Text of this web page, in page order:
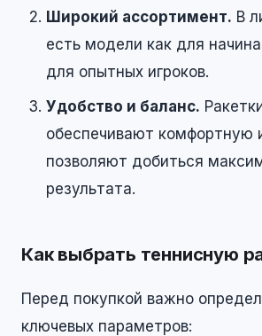
Широкий ассортимент. В
есть модели как для
для опытных игроков.
Удобство и баланс.
обеспечивают комфортную
позволяют добиться
результата.
Как выбрать теннисную
Перед покупкой важно
ключевых параметров: